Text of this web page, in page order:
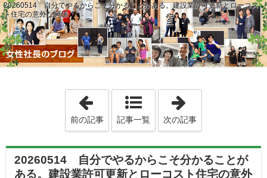
20260514 自分でやるからこそ分かることがある。建設業許可更新とローコス
ト住宅の意外な関係
「20260513 【速報】6月からガルバニ
前の記事 記事一覧 次の記事
20260514 自分でやるからこそ分かることが
ある。建設業許可更新とローコスト住宅の意外